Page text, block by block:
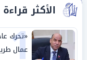
الأكثر قراءة
«تحرك
عمال